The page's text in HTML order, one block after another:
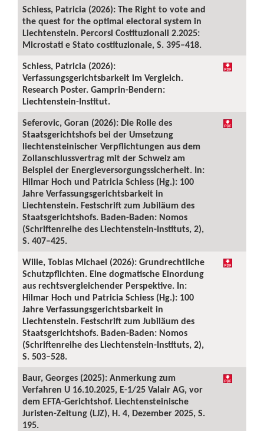
Schiess, Patricia (2026): The Right to vote and
the quest for the optimal electoral system in
Liechtenstein. Percorsi Costituzionali 2.2025:
Microstati e Stato costituzionale, S. 395–418.
Schiess, Patricia (2026):
Verfassungsgerichtsbarkeit im Vergleich.
Research Poster. Gamprin-Bendern:
Liechtenstein-Institut.
Seferovic, Goran (2026): Die Rolle des
Staatsgerichtshofs bei der Umsetzung
liechtensteinischer Verpflichtungen aus dem
Zollanschlussvertrag mit der Schweiz am
Beispiel der Energieversorgungssicherheit. In:
Hilmar Hoch und Patricia Schiess (Hg.): 100
Jahre Verfassungsgerichtsbarkeit in
Liechtenstein. Festschrift zum Jubiläum des
Staatsgerichtshofs. Baden-Baden: Nomos
(Schriftenreihe des Liechtenstein-Instituts, 2),
S. 407–425.
Wille, Tobias Michael (2026): Grundrechtliche
Schutzpflichten. Eine dogmatische Einordung
aus rechtsvergleichender Perspektive. In:
Hilmar Hoch und Patricia Schiess (Hg.): 100
Jahre Verfassungsgerichtsbarkeit in
Liechtenstein. Festschrift zum Jubiläum des
Staatsgerichtshofs. Baden-Baden: Nomos
(Schriftenreihe des Liechtenstein-Instituts, 2),
S. 503–528.
Baur, Georges (2025): Anmerkung zum
Verfahren U 16.10.2025, E-1/25 Valair AG, vor
dem EFTA-Gerichtshof. Liechtensteinische
Juristen-Zeitung (LJZ), H. 4, Dezember 2025, S.
195.